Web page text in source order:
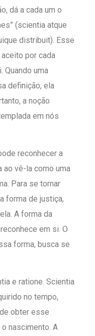
dá a cada um o
(scientia atque
distribuit). Esse
por cada
Quando uma
definição, ela
a noção
em nós
reconhecer a
ao vê-la como uma
Para se tornar
forma de justiça,
A forma da
em si. O
forma, busca se
e ratione. Scientia
no tempo,
obter esse
nascimento. A